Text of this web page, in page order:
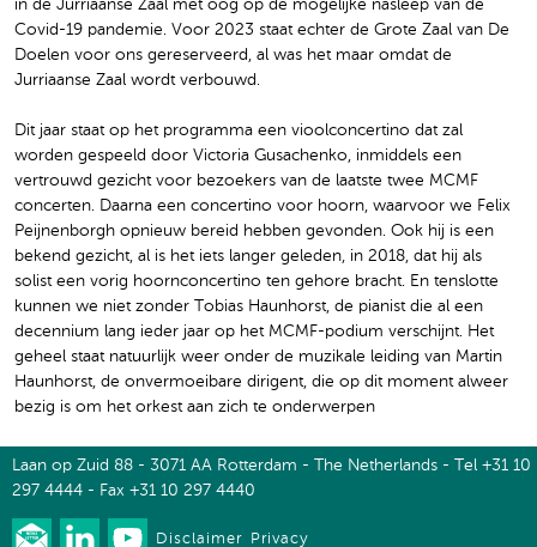
in de Jurriaanse Zaal met oog op de mogelijke nasleep van de
Covid-19 pandemie. Voor 2023 staat echter de Grote Zaal van De
Doelen voor ons gereserveerd, al was het maar omdat de
Jurriaanse Zaal wordt verbouwd.
Dit jaar staat op het programma een vioolconcertino dat zal
worden gespeeld door Victoria Gusachenko, inmiddels een
vertrouwd gezicht voor bezoekers van de laatste twee MCMF
concerten. Daarna een concertino voor hoorn, waarvoor we Felix
Peijnenborgh opnieuw bereid hebben gevonden. Ook hij is een
bekend gezicht, al is het iets langer geleden, in 2018, dat hij als
solist een vorig hoornconcertino ten gehore bracht. En tenslotte
kunnen we niet zonder Tobias Haunhorst, de pianist die al een
decennium lang ieder jaar op het MCMF-podium verschijnt. Het
geheel staat natuurlijk weer onder de muzikale leiding van Martin
Haunhorst, de onvermoeibare dirigent, die op dit moment alweer
bezig is om het orkest aan zich te onderwerpen
Laan op Zuid 88 - 3071 AA Rotterdam - The Netherlands - Tel +31 10
297 4444 - Fax +31 10 297 4440
Disclaimer Privacy